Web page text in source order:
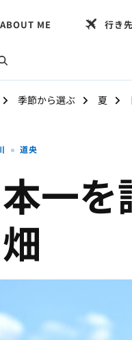
ABOUT ME 行き
季節から選ぶ 夏
道央
一